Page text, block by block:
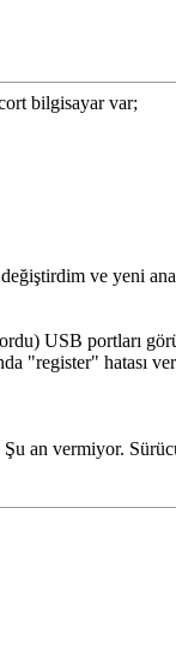
bilgisayar var;
ve yeni
USB portları
"register" hatası
an vermiyor.